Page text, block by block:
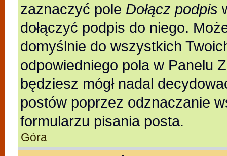
zaznaczyć pole Dołącz podpis
dołączyć podpis do niego.
domyślnie do wszystkich
odpowiedniego pola w Panelu
będziesz mógł nadal
postów poprzez odznaczanie
formularzu pisania posta.
Góra